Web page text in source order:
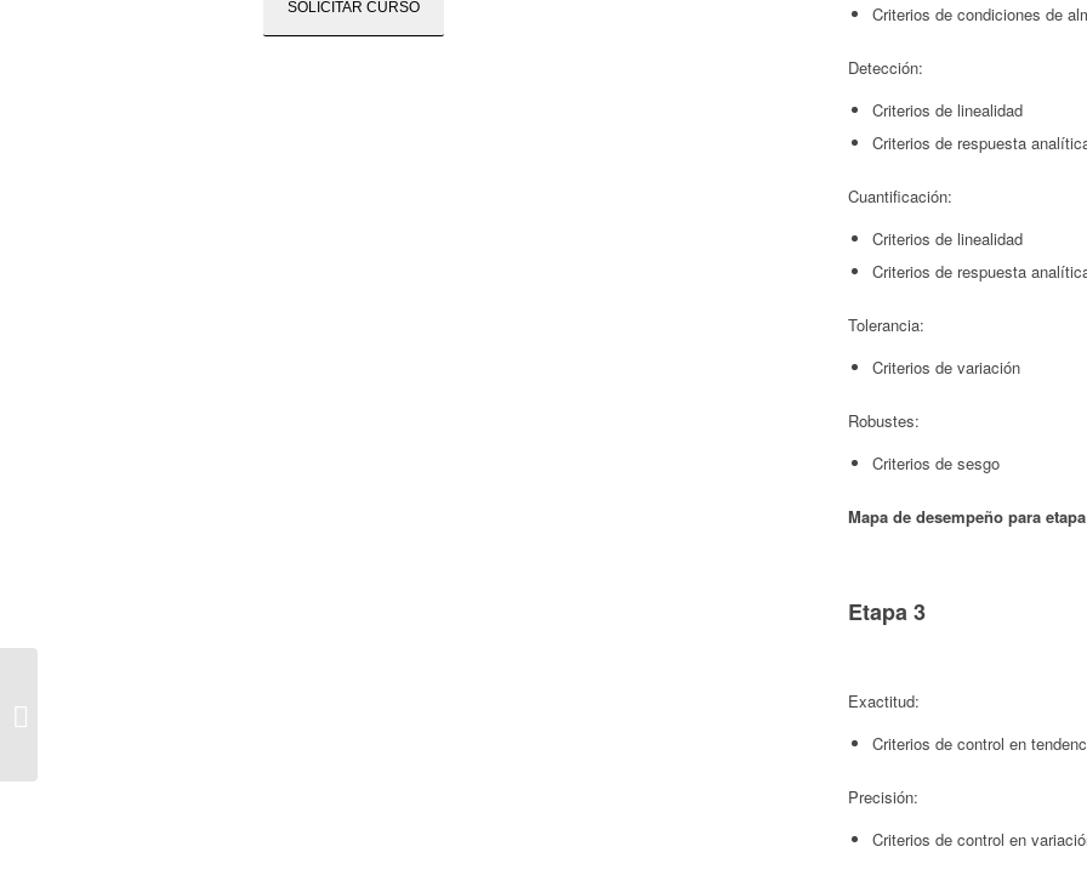
Criterios de condiciones de
Detección:
Criterios de linealidad
Criterios de respuesta
Cuantificación:
Criterios de linealidad
Criterios de respuesta
Tolerancia:
Criterios de variación
Robustes:
Criterios de sesgo
Mapa de desempeño para
Etapa 3
Exactitud:
Criterios de control en
Precisión:
Criterios de control en